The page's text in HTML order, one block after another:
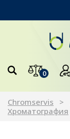
0
Chromservis
Хроматография